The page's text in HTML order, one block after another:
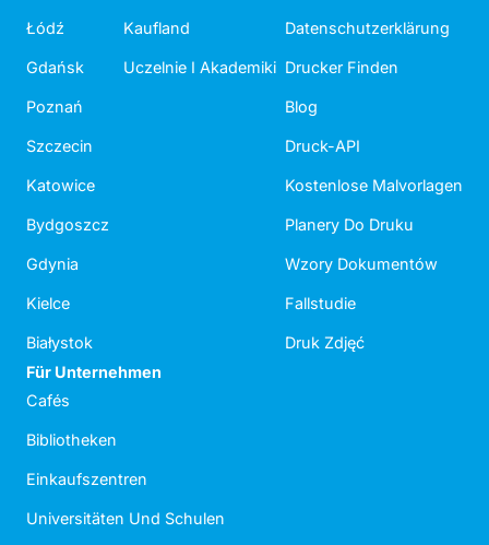
Łódź
Gdańsk
Poznań
Szczecin
Katowice
Bydgoszcz
Gdynia
Kielce
Białystok
Kaufland
Uczelnie I Akademiki
Datenschutzerklärung
Drucker Finden
Blog
Druck-API
Kostenlose Malvorlagen
Planery Do Druku
Wzory Dokumentów
Fallstudie
Druk Zdjęć
Für Unternehmen
Cafés
Bibliotheken
Einkaufszentren
Universitäten Und Schulen